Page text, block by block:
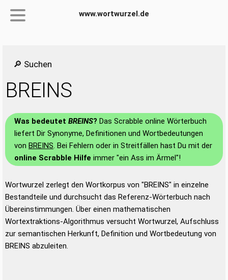
www.wortwurzel.de
🔎 Suchen
BREINS
Was bedeutet BREINS? Das Scrabble online Wörterbuch
liefert Dir Synonyme, Definitionen und Wortbedeutungen
von BREINS. Bei Fehlern oder in Streitfällen hast Du mit der
online Scrabble Hilfe immer "ein Ass im Ärmel"!
Wortwurzel zerlegt den Wortkorpus von "BREINS" in einzelne
Bestandteile und durchsucht das Referenz-Wörterbuch nach
Übereinstimmungen. Über einen mathematischen
Wortextraktions-Algorithmus versucht Wortwurzel, Aufschluss
zur semantischen Herkunft, Definition und Wortbedeutung von
BREINS abzuleiten.